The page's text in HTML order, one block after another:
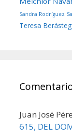
Sandra Rodríguez
Teresa
Juan José
615, DEL